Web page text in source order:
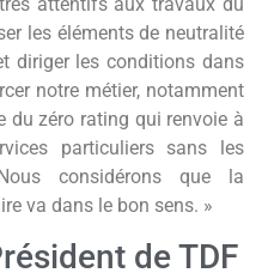
les éléments de neutralité
diriger les conditions dans
notre métier, notamment
du zéro rating qui renvoie à
particuliers sans les
considérons que la
va dans le bon sens. »
de TDF